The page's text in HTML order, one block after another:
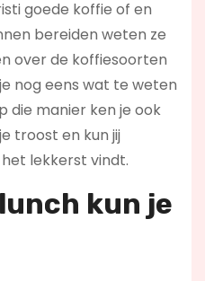
goede koffie of en
bereiden weten ze
over de koffiesoorten
nog eens wat te weten
die manier ken je ook
troost en kun jij
lekkerst vindt.
unch kun je